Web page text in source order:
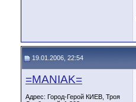
19.01.2006, 22:54
=MANIAK=
Адрес: Город-Герой КИЕВ, Троя